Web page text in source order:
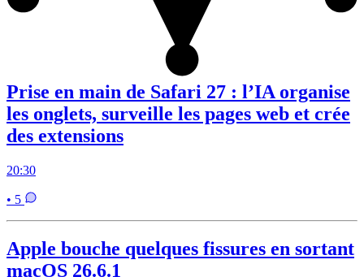
Prise en main de Safari 27 : l’IA organise
les onglets, surveille les pages web et crée
des extensions
20:30
• 5
Apple bouche quelques fissures en sortant
macOS 26.6.1